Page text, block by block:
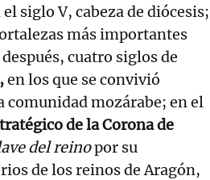
el siglo V, cabeza de diócesis;
más importantes
después, cuatro siglos de
en los que se convivió
comunidad mozárabe; en el
de la Corona de
del reinopor su
de los reinos de Aragón,